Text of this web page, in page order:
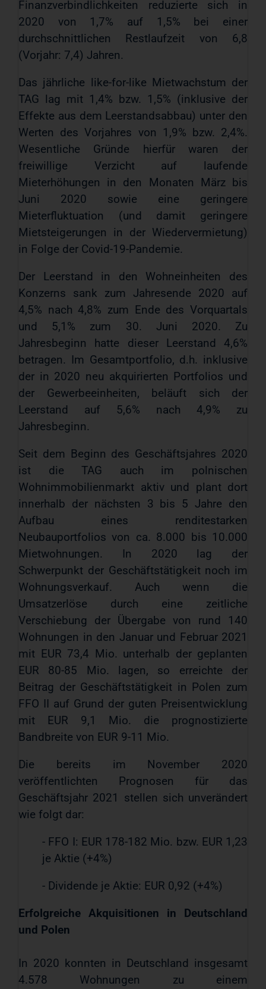
Finanzverbindlichkeiten reduzierte sich in
2020 von 1,7% auf 1,5% bei einer
durchschnittlichen Restlaufzeit von 6,8
(Vorjahr: 7,4) Jahren.
Das jährliche like-for-like Mietwachstum der
TAG lag mit 1,4% bzw. 1,5% (inklusive der
Effekte aus dem Leerstandsabbau) unter den
Werten des Vorjahres von 1,9% bzw. 2,4%.
Wesentliche Gründe hierfür waren der
freiwillige Verzicht auf laufende
Mieterhöhungen in den Monaten März bis
Juni 2020 sowie eine geringere
Mieterfluktuation (und damit geringere
Mietsteigerungen in der Wiedervermietung)
in Folge der Covid-19-Pandemie.
Der Leerstand in den Wohneinheiten des
Konzerns sank zum Jahresende 2020 auf
4,5% nach 4,8% zum Ende des Vorquartals
und 5,1% zum 30. Juni 2020. Zu
Jahresbeginn hatte dieser Leerstand 4,6%
betragen. Im Gesamtportfolio, d.h. inklusive
der in 2020 neu akquirierten Portfolios und
der Gewerbeeinheiten, beläuft sich der
Leerstand auf 5,6% nach 4,9% zu
Jahresbeginn.
Seit dem Beginn des Geschäftsjahres 2020
ist die TAG auch im polnischen
Wohnimmobilienmarkt aktiv und plant dort
innerhalb der nächsten 3 bis 5 Jahre den
Aufbau eines renditestarken
Neubauportfolios von ca. 8.000 bis 10.000
Mietwohnungen. In 2020 lag der
Schwerpunkt der Geschäftstätigkeit noch im
Wohnungsverkauf. Auch wenn die
Umsatzerlöse durch eine zeitliche
Verschiebung der Übergabe von rund 140
Wohnungen in den Januar und Februar 2021
mit EUR 73,4 Mio. unterhalb der geplanten
EUR 80-85 Mio. lagen, so erreichte der
Beitrag der Geschäftstätigkeit in Polen zum
FFO II auf Grund der guten Preisentwicklung
mit EUR 9,1 Mio. die prognostizierte
Bandbreite von EUR 9-11 Mio.
Die bereits im November 2020
veröffentlichten Prognosen für das
Geschäftsjahr 2021 stellen sich unverändert
wie folgt dar:
- FFO I: EUR 178-182 Mio. bzw. EUR 1,23
je Aktie (+4%)
- Dividende je Aktie: EUR 0,92 (+4%)
Erfolgreiche Akquisitionen in Deutschland
und Polen
In 2020 konnten in Deutschland insgesamt
4.578 Wohnungen zu einem